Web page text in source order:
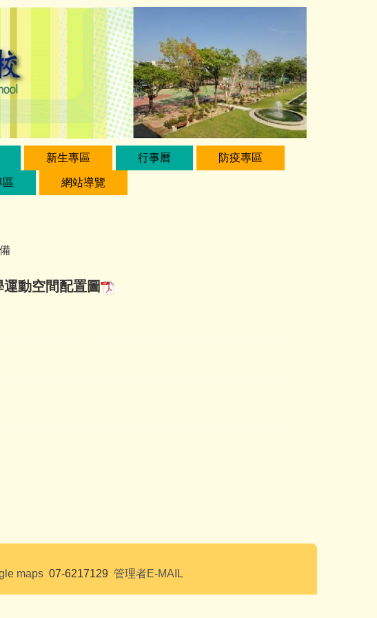
新生專區 行事曆 防疫專區
區 網站導覽
動空間配置圖
maps07-6217129 管理者E-MAIL